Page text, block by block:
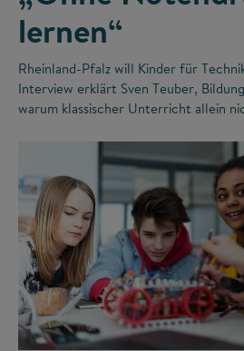
lernen“
Rheinland-Pfalz will Kinder für
Interview erklärt Sven Teuber,
warum klassischer Unterricht allein